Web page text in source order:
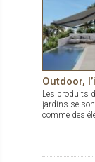
Outdoor,
Les produits
jardins se
comme des